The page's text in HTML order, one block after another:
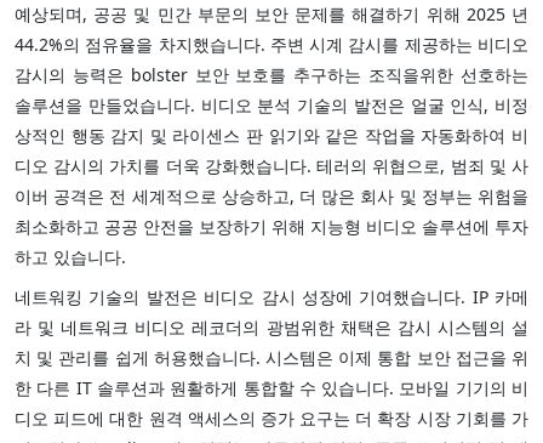
예상되며, 공공 및 민간 부문의 보안 문제를 해결하기 위해 2025 년
44.2%의 점유율을 차지했습니다. 주변 시계 감시를 제공하는 비디오
감시의 능력은 bolster 보안 보호를 추구하는 조직을위한 선호하는
솔루션을 만들었습니다. 비디오 분석 기술의 발전은 얼굴 인식, 비정
상적인 행동 감지 및 라이센스 판 읽기와 같은 작업을 자동화하여 비
디오 감시의 가치를 더욱 강화했습니다. 테러의 위협으로, 범죄 및 사
이버 공격은 전 세계적으로 상승하고, 더 많은 회사 및 정부는 위험을
최소화하고 공공 안전을 보장하기 위해 지능형 비디오 솔루션에 투자
하고 있습니다.
네트워킹 기술의 발전은 비디오 감시 성장에 기여했습니다. IP 카메
라 및 네트워크 비디오 레코더의 광범위한 채택은 감시 시스템의 설
치 및 관리를 쉽게 허용했습니다. 시스템은 이제 통합 보안 접근을 위
한 다른 IT 솔루션과 원활하게 통합할 수 있습니다. 모바일 기기의 비
디오 피드에 대한 원격 액세스의 증가 요구는 더 확장 시장 기회를 가